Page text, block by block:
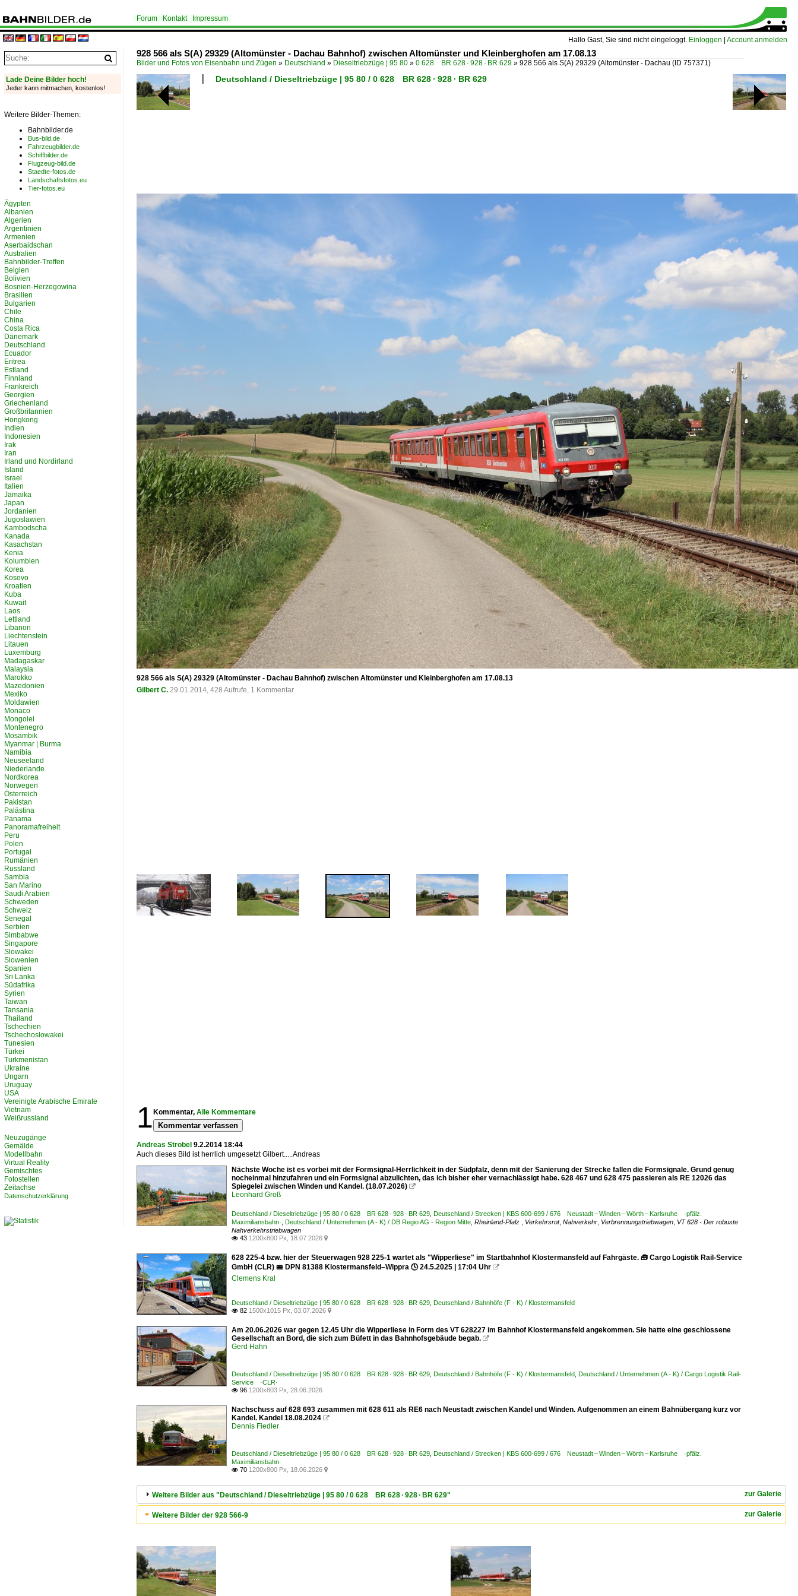
Hallo Gast, Sie sind nicht eingeloggt. Einloggen Account anmelden
Forum Kontakt Impressum
928 566 als S(A) 29329 (Altomünster - Dachau Bahnhof) zwischen Altomünster und Kleinberghofen am 17.08.13
Bilder und Fotos von Eisenbahn und Zügen » Deutschland » Dieseltriebzüge | 95 80 » 0 628 BR 628 · 928 · BR 629 » 928 566 als S(A) 29329 (Altomünster - Dachau (ID 757371)
Deutschland / Dieseltriebzüge | 95 80 / 0 628 BR 628 · 928 · BR 629
928 566 als S(A) 29329 (Altomünster - Dachau Bahnhof) zwischen Altomünster und Kleinberghofen am 17.08.13
Gilbert C. 29.01.2014, 428 Aufrufe, 1 Kommentar
1 Kommentar, Alle Kommentare
Kommentar verfassen
Andreas Strobel 9.2.2014 18:44
Auch dieses Bild ist herrlich umgesetzt Gilbert.....Andreas
Nächste Woche ist es vorbei mit der Formsignal-Herrlichkeit in der Südpfalz, denn mit der Sanierung der Strecke fallen die Formsignale. Grund genug
nocheinmal hinzufahren und ein Formsignal abzulichten, das ich bisher eher vernachlässigt habe. 628 467 und 628 475 passieren als RE 12026 das
Spiegelei zwischen Winden und Kandel. (18.07.2026) 
Leonhard Groß
Deutschland / Dieseltriebzüge | 95 80 / 0 628 BR 628 · 928 · BR 629 Deutschland / Strecken | KBS 600-699 / 676 Neustadt – Winden – Wörth – Karlsruhe ·pfälz.
Maximiliansbahn· Deutschland / Unternehmen (A - K) / DB Regio AG - Region Mitte Rheinland-Pfalz Verkehrsrot, Nahverkehr Verbrennungstriebwagen VT 628 - Der robuste
Nahverkehrstriebwagen
 43 1200x800 Px, 18.07.2026 
628 225-4 bzw. hier der Steuerwagen 928 225-1 wartet als "Wipperliese" im Startbahnhof Klostermansfeld auf Fahrgäste. 🧰 Cargo Logistik Rail-Service
GmbH (CLR) 🚝 DPN 81388 Klostermansfeld–Wippra 🕓 24.5.2025 | 17:04 Uhr 
Clemens Kral
Deutschland / Dieseltriebzüge | 95 80 / 0 628 BR 628 · 928 · BR 629 Deutschland / Bahnhöfe (F - K) / Klostermansfeld
 82 1500x1015 Px, 03.07.2026 
Am 20.06.2026 war gegen 12.45 Uhr die Wipperliese in Form des VT 628227 im Bahnhof Klostermansfeld angekommen. Sie hatte eine geschlossene
Gesellschaft an Bord, die sich zum Büfett in das Bahnhofsgebäude begab. 
Gerd Hahn
Deutschland / Dieseltriebzüge | 95 80 / 0 628 BR 628 · 928 · BR 629 Deutschland / Bahnhöfe (F - K) / Klostermansfeld Deutschland / Unternehmen (A - K) / Cargo Logistik Rail-
Service ·CLR·
 96 1200x803 Px, 28.06.2026
Nachschuss auf 628 693 zusammen mit 628 611 als RE6 nach Neustadt zwischen Kandel und Winden. Aufgenommen an einem Bahnübergang kurz vor
Kandel. Kandel 18.08.2024 
Dennis Fiedler
Deutschland / Dieseltriebzüge | 95 80 / 0 628 BR 628 · 928 · BR 629 Deutschland / Strecken | KBS 600-699 / 676 Neustadt – Winden – Wörth – Karlsruhe ·pfälz.
Maximiliansbahn·
 70 1200x800 Px, 18.06.2026 
zur Galerie
Weitere Bilder aus "Deutschland / Dieseltriebzüge | 95 80 / 0 628 BR 628 · 928 · BR 629"
zur Galerie
Weitere Bilder der 928 566-9
Lade Deine Bilder hoch!
Jeder kann mitmachen, kostenlos!
Weitere Bilder-Themen:
Bahnbilder.de
Bus-bild.de
Fahrzeugbilder.de
Schiffbilder.de
Flugzeug-bild.de
Staedte-fotos.de
Landschaftsfotos.eu
Tier-fotos.eu
Ägypten
Albanien
Algerien
Argentinien
Armenien
Aserbaidschan
Australien
Bahnbilder-Treffen
Belgien
Bolivien
Bosnien-Herzegowina
Brasilien
Bulgarien
Chile
China
Costa Rica
Dänemark
Deutschland
Ecuador
Eritrea
Estland
Finnland
Frankreich
Georgien
Griechenland
Großbritannien
Hongkong
Indien
Indonesien
Irak
Iran
Irland und Nordirland
Island
Israel
Italien
Jamaika
Japan
Jordanien
Jugoslawien
Kambodscha
Kanada
Kasachstan
Kenia
Kolumbien
Korea
Kosovo
Kroatien
Kuba
Kuwait
Laos
Lettland
Libanon
Liechtenstein
Litauen
Luxemburg
Madagaskar
Malaysia
Marokko
Mazedonien
Mexiko
Moldawien
Monaco
Mongolei
Montenegro
Mosambik
Myanmar | Burma
Namibia
Neuseeland
Niederlande
Nordkorea
Norwegen
Österreich
Pakistan
Palästina
Panama
Panoramafreiheit
Peru
Polen
Portugal
Rumänien
Russland
Sambia
San Marino
Saudi Arabien
Schweden
Schweiz
Senegal
Serbien
Simbabwe
Singapore
Slowakei
Slowenien
Spanien
Sri Lanka
Südafrika
Syrien
Taiwan
Tansania
Thailand
Tschechien
Tschechoslowakei
Tunesien
Türkei
Turkmenistan
Ukraine
Ungarn
Uruguay
USA
Vereinigte Arabische Emirate
Vietnam
Weißrussland
Neuzugänge
Gemälde
Modellbahn
Virtual Reality
Gemischtes
Fotostellen
Zeitachse
Datenschutzerklärung